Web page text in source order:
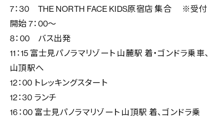
7： 30 THE NORTH FACE KIDS原宿店 集合 ※受付
開始 7： 00～
8： 00 バス出発
11 ：15 富士見パノラマリゾート 山麓駅 着・ゴンドラ乗車、
山頂駅へ
12 ：00 トレッキングスタート
12 ：30 ランチ
16 ：00 富士見パノラマリゾート 山頂駅 着、ゴンドラ乗